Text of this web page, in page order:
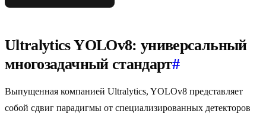
Ultralytics YOLOv8: универсальный
многозадачный стандарт#
Выпущенная компанией Ultralytics, YOLOv8 представляет
собой сдвиг парадигмы от специализированных детекторов